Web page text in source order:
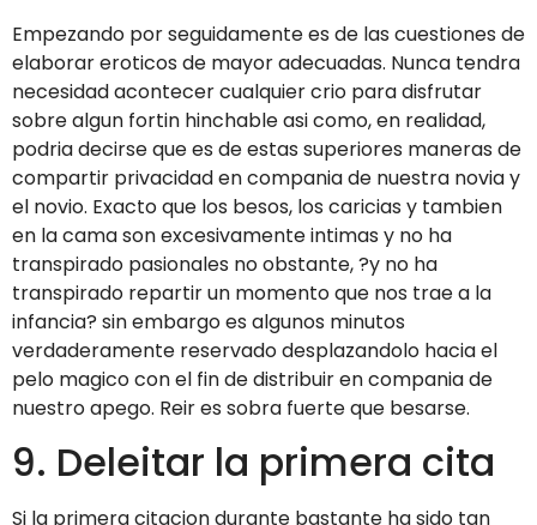
Empezando por seguidamente es de las cuestiones de
elaborar eroticos de mayor adecuadas. Nunca tendra
necesidad acontecer cualquier crio para disfrutar
sobre algun fortin hinchable asi­ como, en realidad,
podria decirse que es de estas superiores maneras de
compartir privacidad en compania de nuestra novia y
el novio. Exacto que los besos, los caricias y tambien
en la cama son excesivamente intimas y no ha
transpirado pasionales no obstante, ?y no ha
transpirado repartir un momento que nos trae a la
infancia? sin embargo es algunos minutos
verdaderamente reservado desplazandolo hacia el
pelo magico con el fin de distribuir en compania de
nuestro apego. Reir es sobra fuerte que besarse.
9. Deleitar la primera cita
Si la primera citacion durante bastante ha sido tan